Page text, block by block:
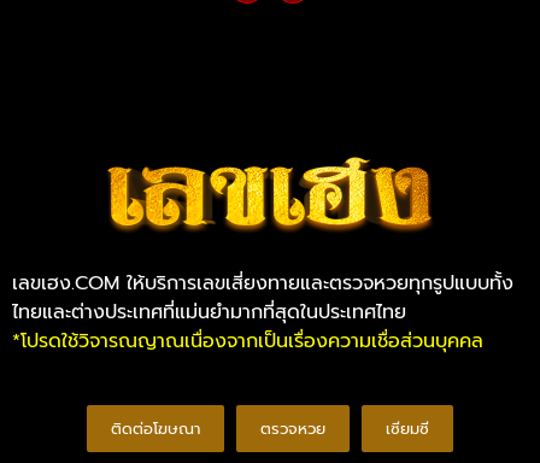
เลขเฮง.COM ให้บริการเลขเสี่ยงทายและตรวจหวยทุกรูปแบบทั้ง
ไทยและต่างประเทศที่แม่นยำมากที่สุดในประเทศไทย
*โปรดใช้วิจารณญาณเนื่องจากเป็นเรื่องความเชื่อส่วนบุคคล
ติดต่อโฆษณา ตรวจหวย เซียมซี